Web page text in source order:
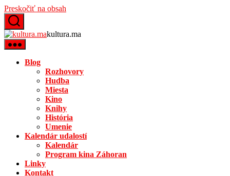
Preskočiť na obsah
kultura.ma
Blog
Rozhovory
Hudba
Miesta
Kino
Knihy
História
Umenie
Kalendár udalostí
Kalendár
Program kina Záhoran
Linky
Kontakt